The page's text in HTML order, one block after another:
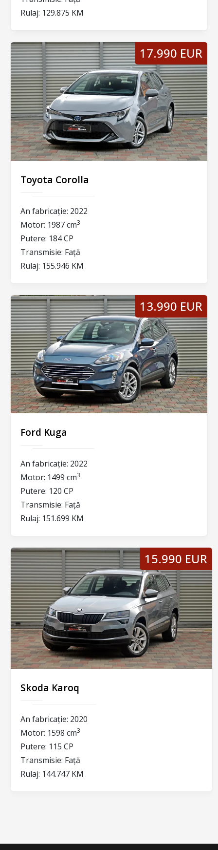
Rulaj: 129.875 KM
17.990 EUR
Toyota Corolla
An fabricație: 2022
Motor: 1987 cm3
Putere: 184 CP
Transmisie: Față
Rulaj: 155.946 KM
13.990 EUR
Ford Kuga
An fabricație: 2022
Motor: 1499 cm3
Putere: 120 CP
Transmisie: Față
Rulaj: 151.699 KM
15.990 EUR
Skoda Karoq
An fabricație: 2020
Motor: 1598 cm3
Putere: 115 CP
Transmisie: Față
Rulaj: 144.747 KM